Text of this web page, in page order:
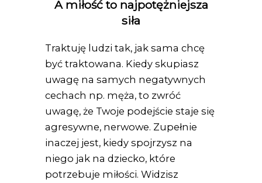
A miłość to najpotężniejsza
siła
Traktuję ludzi tak, jak sama chcę
być traktowana. Kiedy skupiasz
uwagę na samych negatywnych
cechach np. męża, to zwróć
uwagę, że Twoje podejście staje się
agresywne, nerwowe. Zupełnie
inaczej jest, kiedy spojrzysz na
niego jak na dziecko, które
potrzebuje miłości. Widzisz